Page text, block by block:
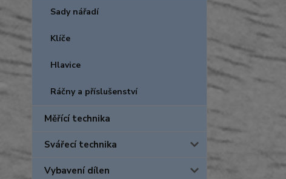
Sady nářadí
Klíče
Hlavice
Ráčny a příslušenství
Měřící technika
Svářecí technika
Vybavení dílen